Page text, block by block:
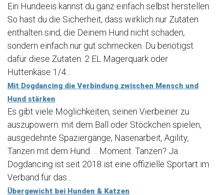
Ein Hundeeis kannst du ganz einfach selbst herstellen.
So hast du die Sicherheit, dass wirklich nur Zutaten
enthalten sind, die Deinem Hund nicht schaden,
sondern einfach nur gut schmecken. Du benötigst
dafür diese Zutaten: 2 EL Magerquark oder
Hüttenkäse 1/4...
Mit Dogdancing die Verbindung zwischen Mensch und
Hund stärken
Es gibt viele Möglichkeiten, seinen Vierbeiner zu
auszupowern: mit dem Ball oder Stöckchen spielen,
ausgedehnte Spaziergänge, Nasenarbeit, Agility,
Tanzen mit dem Hund … Moment. Tanzen? Ja.
Dogdancing ist seit 2018 ist eine offizielle Sportart im
Verband für das...
Übergewicht bei Hunden & Katzen